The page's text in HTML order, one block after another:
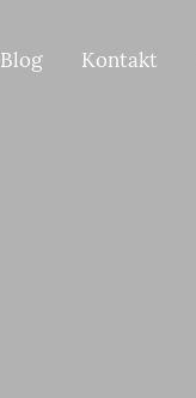
Kontakt
Blog